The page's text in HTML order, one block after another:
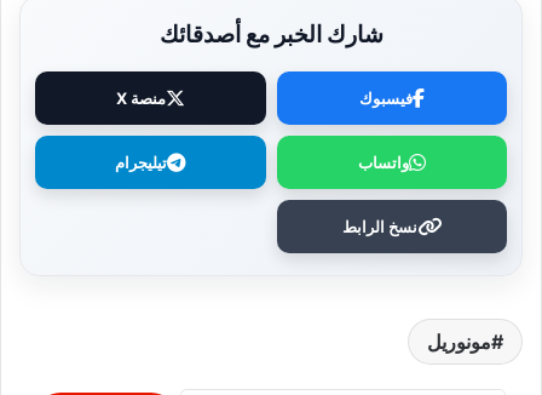
شارك الخبر مع أصدقائك
فيسبوك منصة X
واتساب تيليجرام
نسخ الرابط
مونوريل